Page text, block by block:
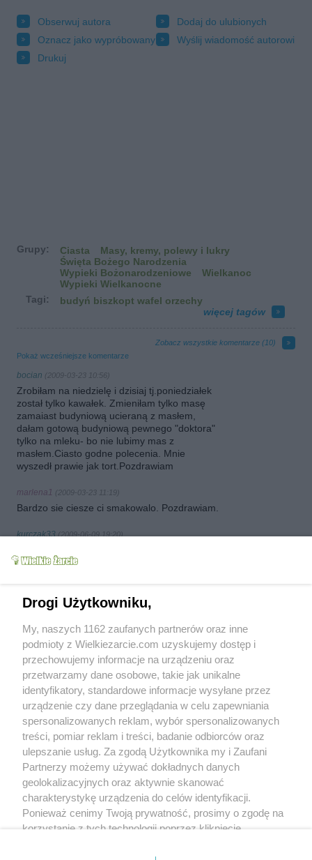
Obserwuj autora
Dodaj do ulubionych
Oznacz jako wypróbowany
Wyślij wiadomość autorowi
Drukuj
Grupy: Ciasta
Masy, kremy, polewy i lukry
Święta Bożego Narodzenia
Wypieki Bożonarodzeniowe
Wielkanoc
Wypieki Wielkanocne
Tagi:
budyń biszkopt wafel orzechy
więcej tagów
Zobacz wszystkie komentarze (10)
Pokaż wcześniejsze komentarze
bocian (2009-03-23 10:56)
Zrobiłam na niedzielę i dzisiaj tj.poniedziałek
został tylko kawałek. Zmieniłam tylko masę
zamaiast budyniową ucieraną z masłem,
dałam gotową budyniową pewnego "doktora"
tylko na mleku- bo nie lubimy mas z
masłem.Ciasto godne polecenia. Mnie
wyszedł prawie jak tort.Pozdrawiam
marlena1 (2009-03-23 11:19)
Bardzo sie ciesze ci smakowalo. Pozdrawiam.
kurczak33 (2009-06-09 19:20)
pyszny, pyszny, pyszny ten "Grzesiek"
U mnie też się nim zajadamy. cieszę się ,że ci
zielonytaboret (2010-09-05 20:44)
Zrobiłam tort na imieniny mojej Córeczki
smakował lepiej niż wyglądał
choć miałam
duże wątpliwości co do kremu : wyszedł mi
bardzo gęsty.Ale każdemu smakował , zniknął
w dwa dni
marlena1 (2010-10-20 10:23)
Cieszę się że smakowalo. Pozdrawiam
Drogi Użytkowniku,
My, naszych 1162 zaufanych partnerów oraz inne
podmioty z Wielkiezarcie.com uzyskujemy dostęp i
przechowujemy informacje na urządzeniu oraz
przetwarzamy dane osobowe, takie jak unikalne
identyfikatory, standardowe informacje wysyłane przez
urządzenie czy dane przeglądania w celu zapewniania
spersonalizowanych reklam, wybór spersonalizowanych
treści, pomiar reklam i treści, badanie odbiorców oraz
ulepszanie usług. Za zgodą Użytkownika my i Zaufani
Partnerzy możemy używać dokładnych danych
geolokalizacyjnych oraz aktywnie skanować
charakterystykę urządzenia do celów identyfikacji.
Ponieważ cenimy Twoją prywatność, prosimy o zgodę na
korzystanie z tych technologii poprzez kliknięcie